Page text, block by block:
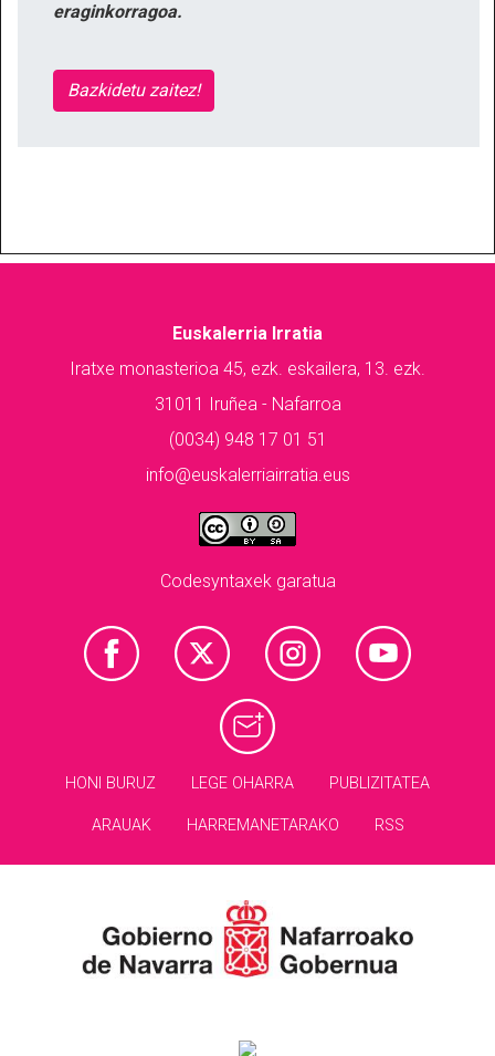
eraginkorragoa.
Bazkidetu zaitez!
Euskalerria Irratia
Iratxe monasterioa 45, ezk. eskailera, 13. ezk.
31011 Iruñea - Nafarroa
(0034) 948 17 01 51
info@euskalerriairratia.eus
Codesyntaxek garatua
HONI BURUZ LEGE OHARRA PUBLIZITATEA
ARAUAK HARREMANETARAKO RSS